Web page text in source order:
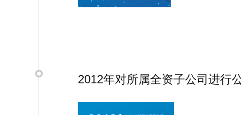
2012年对所属全资子公司进行